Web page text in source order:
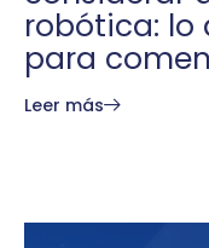
robótica: lo
para
Leer más